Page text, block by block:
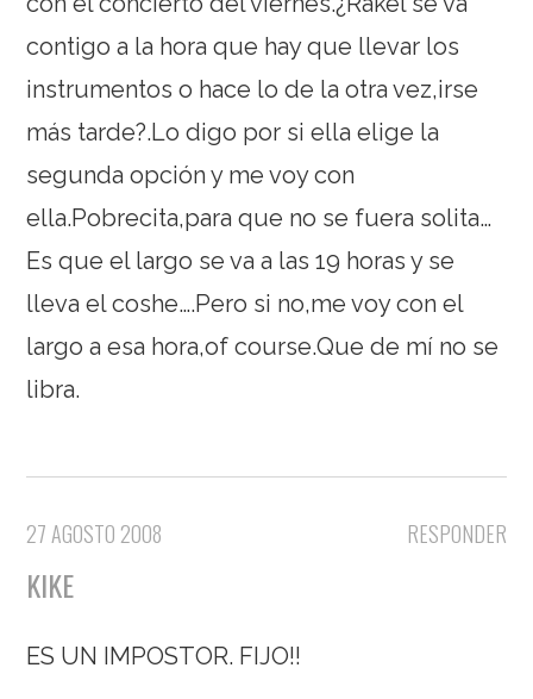
contigo a la hora que hay que llevar los
instrumentos o hace lo de la otra vez,irse
más tarde?.Lo digo por si ella elige la
segunda opción y me voy con
ella.Pobrecita,para que no se fuera solita…
Es que el largo se va a las 19 horas y se
lleva el coshe….Pero si no,me voy con el
largo a esa hora,of course.Que de mí no se
libra.
RESPONDER
27 AGOSTO 2008
KIKE
ES UN IMPOSTOR. FIJO!!